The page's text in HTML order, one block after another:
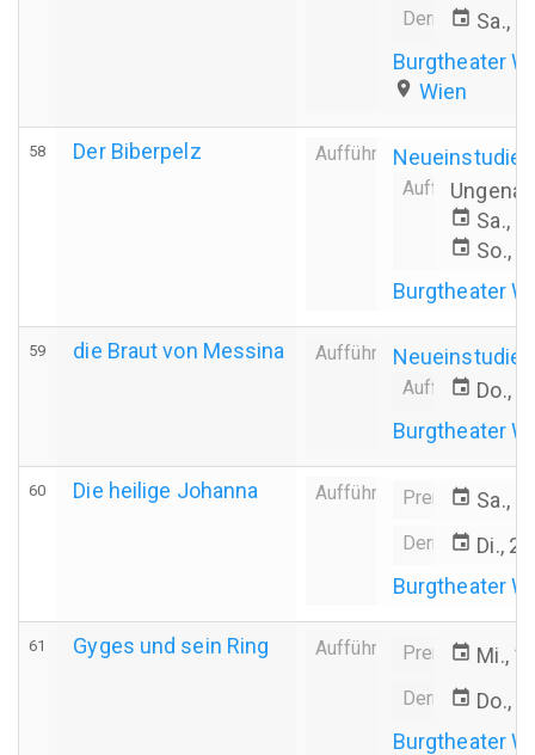
Derniere
event Sa.,
Burgtheater
place Wien
58 Der Biberpelz Aufführung
event Sa.,
event So.,
Burgtheater
59 die Braut von Messina Aufführung
event Do.,
Burgtheater
60 Die heilige Johanna AufführungPremiere
event Sa.,
Derniere
event Di.,
Burgtheater
61 Gyges und sein Ring AufführungPremiere
event Mi.,
Derniere
event Do.,
Burgtheater